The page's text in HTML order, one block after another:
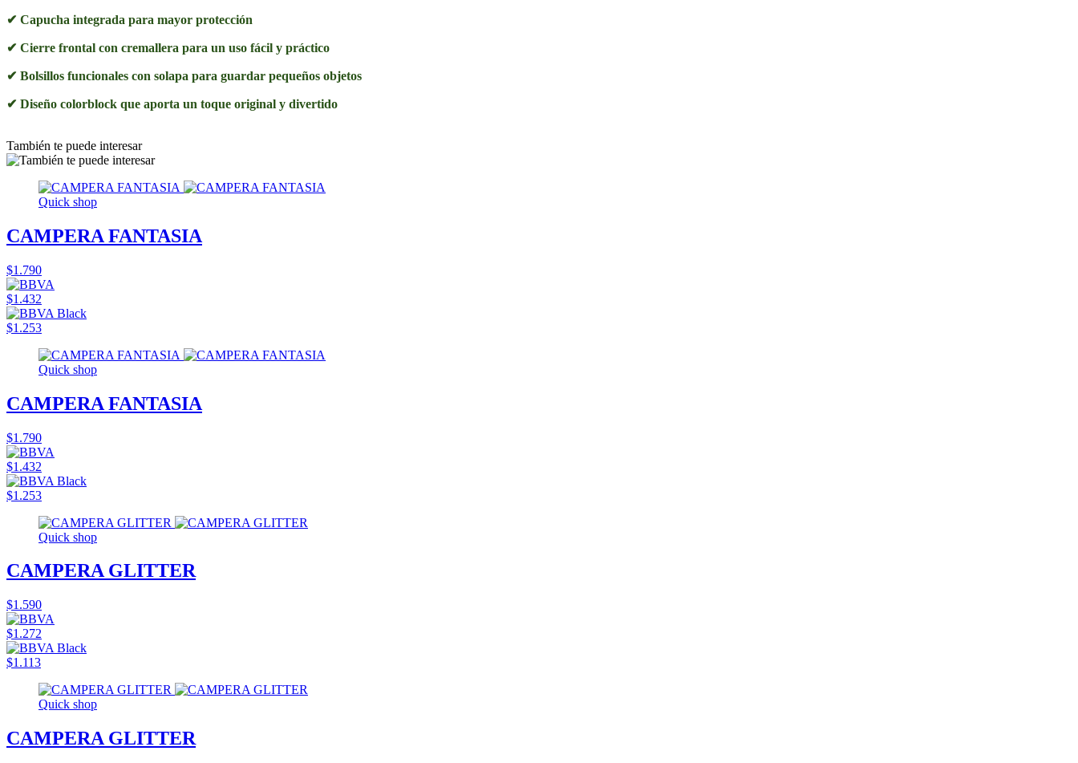
✔ Capucha integrada para mayor protección
✔ Cierre frontal con cremallera para un uso fácil y práctico
✔ Bolsillos funcionales con solapa para guardar pequeños objetos
✔ Diseño colorblock que aporta un toque original y divertido
También te puede interesar
Quick shop
CAMPERA FANTASIA
$1.790
$1.432
$1.253
Quick shop
CAMPERA FANTASIA
$1.790
$1.432
$1.253
Quick shop
CAMPERA GLITTER
$1.590
$1.272
$1.113
Quick shop
CAMPERA GLITTER